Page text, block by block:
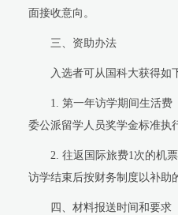
面接收意向。
三、资助办法
入选者可从国科大获得如
1. 第一年访学期间生活费
委公派留学人员奖学金标准执
2. 往返国际旅费1 次的机
访学结束后按财务制度以补助
四、材料报送时间和要求